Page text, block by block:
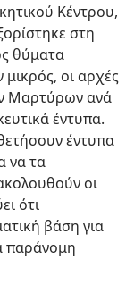
Κέντρου,
στη
θύματα
οι αρχές
Μαρτύρων ανά
έντυπα.
έντυπα
να τα
οι
ότι
βάση για
παράνομη